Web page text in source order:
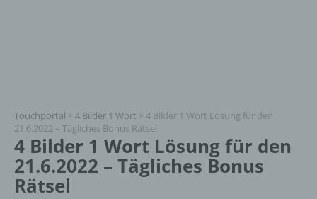
Touchportal > 4 Bilder 1 Wort > 4 Bilder 1 Wort Lösung für den
21.6.2022 – Tägliches Bonus Rätsel
4 Bilder 1 Wort Lösung für den
21.6.2022 – Tägliches Bonus
Rätsel